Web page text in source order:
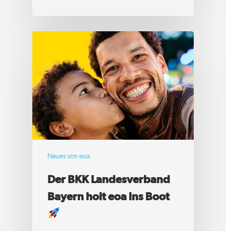
Neues von eoa
Der BKK Landesverband
Bayern holt eoa ins Boot